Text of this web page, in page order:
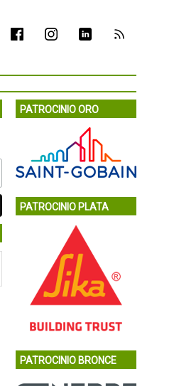
PATROCINIO ORO
PATROCINIO PLATA
PATROCINIO BRONCE